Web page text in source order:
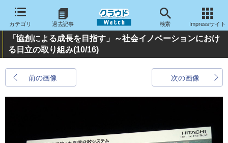
カテゴリ 過去記事 検索 Impressサイト
「協創による成長を目指す」～社会イノベーションにおけ
る日立の取り組み(10/16)
前の画像 次の画像